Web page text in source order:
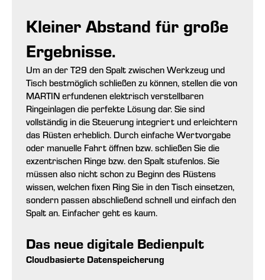
Kleiner Abstand für große
Ergebnisse.
Um an der T29 den Spalt zwischen Werkzeug und
Tisch bestmöglich schließen zu können, stellen die von
MARTIN erfundenen elektrisch verstellbaren
Ringeinlagen die perfekte Lösung dar. Sie sind
vollständig in die Steuerung integriert und erleichtern
das Rüsten erheblich. Durch einfache Wertvorgabe
oder manuelle Fahrt öffnen bzw. schließen Sie die
exzentrischen Ringe bzw. den Spalt stufenlos. Sie
müssen also nicht schon zu Beginn des Rüstens
wissen, welchen fixen Ring Sie in den Tisch einsetzen,
sondern passen abschließend schnell und einfach den
Spalt an. Einfacher geht es kaum.
Das neue digitale Bedienpult
Cloudbasierte Datenspeicherung